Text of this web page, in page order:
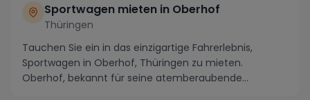
Sportwagen mieten in Oberhof
Thüringen
Tauchen Sie ein in das einzigartige Fahrerlebnis,
Sportwagen in Oberhof, Thüringen zu mieten.
Oberhof, bekannt für seine atemberaubende